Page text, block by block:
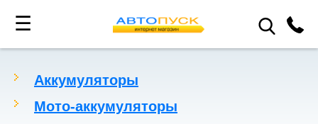
☰
Аккумуляторы
Мото-аккумуляторы